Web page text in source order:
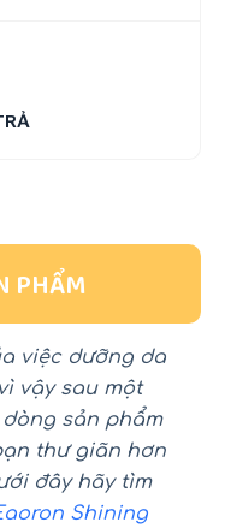
PHẨM
việc dưỡng da
vậy sau một
sản phẩm
thư giãn hơn
đây hãy tìm
Shining